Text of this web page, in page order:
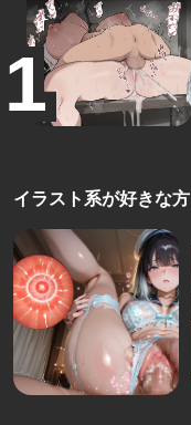
イラスト系が好きな方